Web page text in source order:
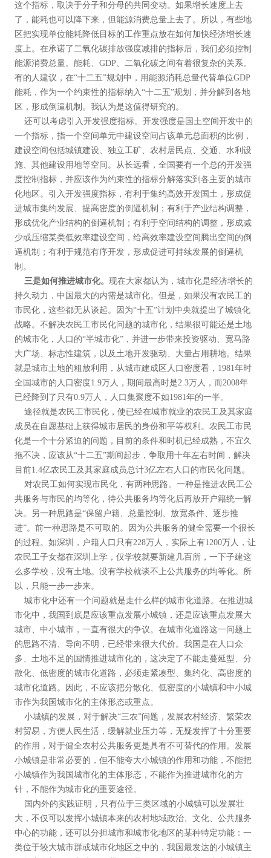
这个指标，取决于分子和分母的共同变动。如果增长速度上去
了，能耗也可以降下来，但能源消费总量上去了。所以，有些地
区把实现单位能耗降低目标的工作重点放在如何加快经济增长速
度上。在承诺了二氧化碳排放强度减排的指标后，我们必须控制
能源消费总量。能耗、GDP、二氧化碳之间有着很复杂的关系。
有的人建议，在“十二五”规划中，用能源消耗总量代替单位GDP
能耗，作为一个约束性的指标纳入“十二五”规划，并分解到各地
区，形成倒逼机制。我认为是这值得研究的。
还可以考虑引入开发强度指标。开发强度是国土空间开发中的
一个指标，指一个空间单元中建设空间占该单元总面积的比例，
建设空间包括城镇建设、独立工矿、农村居民点、交通、水利设
施、其他建设用地等空间。从长远看，全国要有一个总的开发强
度控制指标，并应该作为约束性的指标分解落实到各主要的城市
化地区。引入开发强度指标，有利于集约高效开发国土，形成促
进城市集约发展、提高密度的倒逼机制；有利于产业结构调整，
形成优化产业结构的倒逼机制；有利于空间结构的调整，形成减
少或压缩某类低效率建设空间，给高效率建设空间腾出空间的倒
逼机制；有利于规范有序开发，形成促进可持续发展的倒逼机
制。
三是如何推进城市化。现在大家都认为，城市化是经济增长的
持久动力，中国最大的内需是城市化。但是，如果没有农民工的
市民化，这些都无从谈起。因为“十五”计划中央就提出了城镇化
战略。不解决农民工市民化问题的城市化，结果很可能还是土地
的城市化，人口的“半城市化”，并进一步带来投资驱动、宽马路
大广场、标志性建筑，以及土地开发驱动、大量占用耕地。结果
就是城市土地的粗放利用，从城市建成区人口密度看，1981年时
全国城市的人口密度1.9万人，期间最高时是2.3万人，而2008年
已经降到了只有0.9万人，人口集聚度不如1981年的一半。
途径就是农民工市民化，使已经在城市就业的农民工及其家庭
成员在自愿基础上获得城市居民的身份和平等权利。农民工市民
化是一个十分紧迫的问题，目前的条件和时机已经成熟，不宜久
拖不决，应该从“十二五”期间起步，争取用十年左右时间，解决
目前1.4亿农民工及其家庭成员总计3亿左右人口的市民化问题。
对农民工如何实现市民化，有两种思路。一种是推进农民工公
共服务与市民的均等化，待公共服务均等化后再放开户籍统一解
决。另一种思路是“保留户籍、总量控制、放宽条件、逐步推
进”。前一种思路是不可取的。因为公共服务的健全需要一个很长
的过程。如深圳，户籍人口只有228万人，实际上有1200万人，让
农民工子女都在深圳上学，仅学校就要新建几百所，一下子建这
么多学校，没有土地。没有学校就谈不上公共服务的均等化。所
以，只能一步一步来。
城市化中还有一个问题就是走什么样的城市化道路。在推进城
市化中，我国到底是应该重点发展小城镇，还是应该重点发展大
城市、中小城市，一直有很大的争议。在城市化道路这一问题上
的思路不清、导向不明，已经带来很大代价。我国是在人口众
多、土地不足的国情推进城市化的，这决定了不能走蔓延型、分
散化、低密度的城市化道路，必须走紧凑型、集约化、高密度的
城市化道路。因此，不应该把分散化、低密度的小城镇和中小城
市作为我国城市化的主体形态或重点。
小城镇的发展，对于解决“三农”问题，发展农村经济、繁荣农
村贸易，方便人民生活，缓解就业压力等，无疑发挥了十分重要
的作用，对于健全农村公共服务更是具有不可替代的作用。发展
小城镇是非常必要的，但不能夸大小城镇的作用和功能，不能把
小城镇作为我国城市化的主体形态，不能作为推进城市化的方
针，不能作为城市化的重要途径。
国内外的实践证明，只有位于三类区域的小城镇可以发展壮
大，不仅可以发挥小城镇本来的农村地域政治、文化、公共服务
中心的功能，还可以分担城市和城市化地区的某种特定功能：一
类位于较大城市群或城市化地区之中的，我国最发达的小城镇主